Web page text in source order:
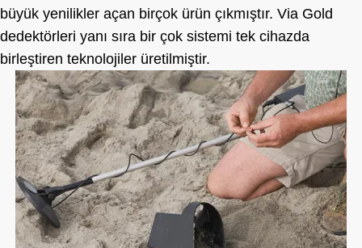
büyük yenilikler açan birçok ürün çıkmıştır. Via Gold
dedektörleri yanı sıra bir çok sistemi tek cihazda
birleştiren teknolojiler üretilmiştir.